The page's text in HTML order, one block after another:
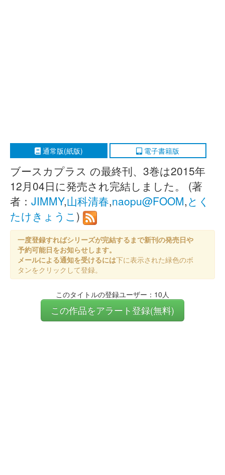
通常版(紙版) 電子書籍版
ブースカプラス の最終刊、3巻は2015年
12月04日に発売され完結しました。 (著
者： JIMMY,山科清春,naopu@FOOM,とく
たけきょうこ )
一度登録すればシリーズが完結するまで新刊の発売日や
予約可能日をお知らせします。
メールによる通知を受けるには下に表示された緑色のボ
タンをクリックして登録。
このタイトルの登録ユーザー：10人
この作品をアラート登録(無料)